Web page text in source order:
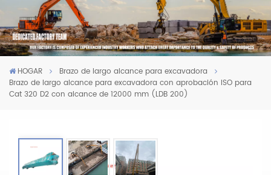
HOGAR
Brazo de largo alcance para excavadora
Brazo de largo alcance para excavadora con aprobación ISO para
Cat 320 D2 con alcance de 12000 mm (LDB 200)